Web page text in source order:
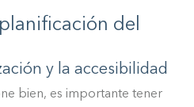
del
y la accesibilidad
bien, es importante tener